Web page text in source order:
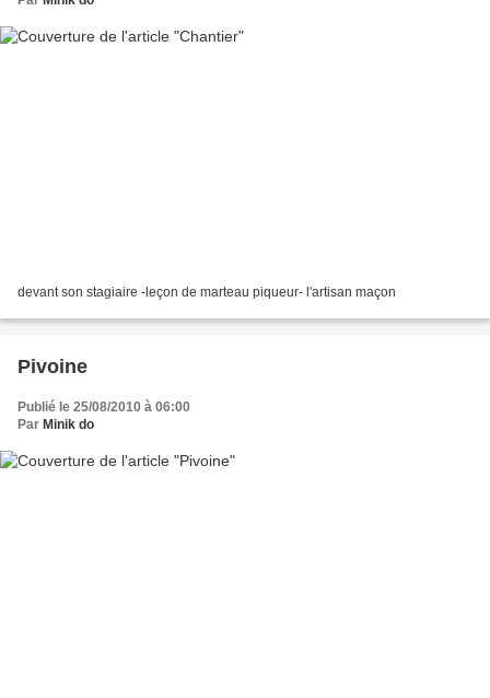
devant son stagiaire -leçon de marteau piqueur- l'artisan maçon
Pivoine
Publié le 25/08/2010 à 06:00
Par Minik do